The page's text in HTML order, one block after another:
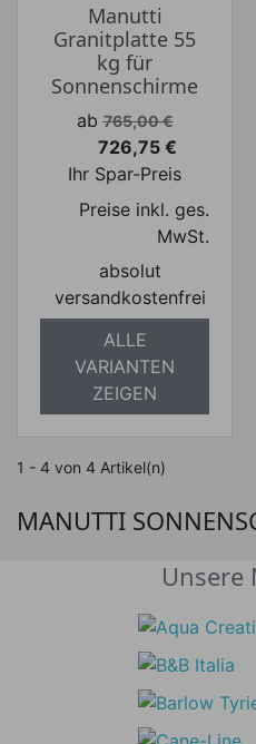
Manutti
Granitplatte 55
kg für
Sonnenschirme
Verkaufspreis
ab 765,00 €
Preis
726,75 €
Ihr Spar-Preis
Preise inkl. ges.
MwSt.
absolut
versandkostenfrei
ALLE
VARIANTEN
ZEIGEN
1 - 4 von 4 Artikel(n)
MANUTTI
Unsere